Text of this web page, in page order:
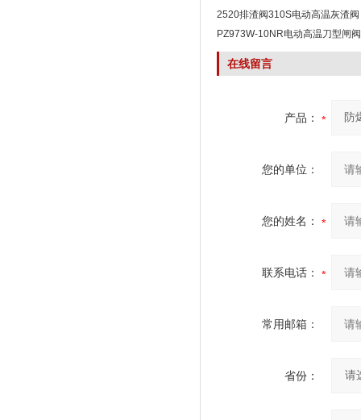
2520排渣阀310S电动高温灰渣阀
PZ973W-10NR电动高温刀型闸阀
在线留言
产品：
您的单位：
您的姓名：
联系电话：
常用邮箱：
省份：